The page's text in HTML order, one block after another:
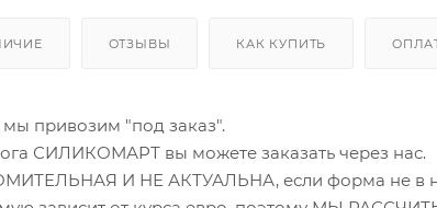
ОТЗЫВЫ КАК КУПИТЬ
привозим "под заказ".
СИЛИКОМАРТ вы можете заказать через нас.
И НЕ АКТУАЛЬНА, если форма не в